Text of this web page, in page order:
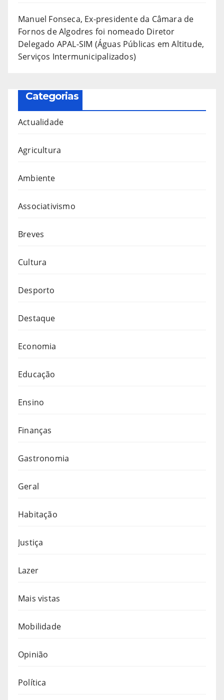
Manuel Fonseca, Ex-presidente da Câmara de
Fornos de Algodres foi nomeado Diretor
Delegado APAL-SIM (Águas Públicas em Altitude,
Serviços Intermunicipalizados)
Categorias
Actualidade
Agricultura
Ambiente
Associativismo
Breves
Cultura
Desporto
Destaque
Economia
Educação
Ensino
Finanças
Gastronomia
Geral
Habitação
Justiça
Lazer
Mais vistas
Mobilidade
Opinião
Política